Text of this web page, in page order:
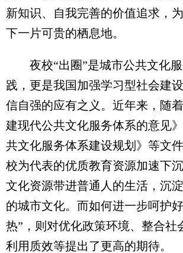
新知识、自我完善的价值追求，
下一片可贵的栖息地。
夜校“出圈”是城市公共文化服
践，更是我国加强学习型社会建
信自强的应有之义。近年来，随
建现代公共文化服务体系的意见
共文化服务体系建设规划》等文
校为代表的优质教育资源加速下
文化资源带进普通人的生活，沉
的城市文化。而如何进一步呵护
热”，则对优化政策环境、整合社
利用质效等提出了更高的期待。